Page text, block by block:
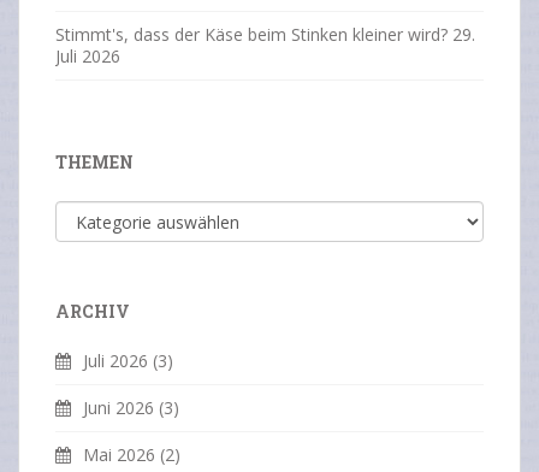
Stimmt's, dass der Käse beim Stinken kleiner wird? 29.
Juli 2026
THEMEN
Themen
ARCHIV
Juli 2026 (3)
Juni 2026 (3)
Mai 2026 (2)